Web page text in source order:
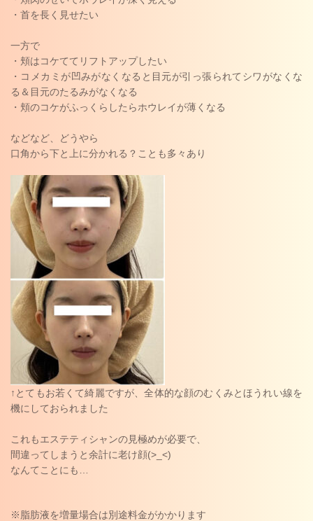
・首を長く見せたい
一方で
・頬はコケててリフトアップしたい
・コメカミが凹みがなくなると目元が引っ張られてシワがなくな
る＆目元のたるみがなくなる
・頬のコケがふっくらしたらホウレイが薄くなる
などなど、どうやら
口角から下と上に分かれる？ことも多々あり
↑とてもお若くて綺麗ですが、全体的な顔のむくみとほうれい線を
機にしておられました
これもエステティシャンの見極めが必要で、
間違ってしまうと余計に老け顔(>_<)
なんてことにも…
※脂肪液を増量場合は別途料金がかかります